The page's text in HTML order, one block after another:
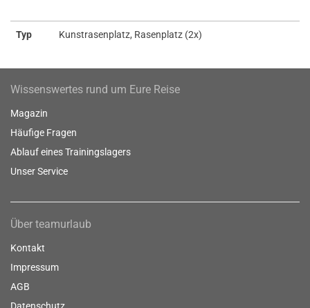
Typ Kunstrasenplatz, Rasenplatz (2x)
Wissenswertes rund um Eure Reise
Magazin
Häufige Fragen
Ablauf eines Trainingslagers
Unser Service
Über teamurlaub
Kontakt
Impressum
AGB